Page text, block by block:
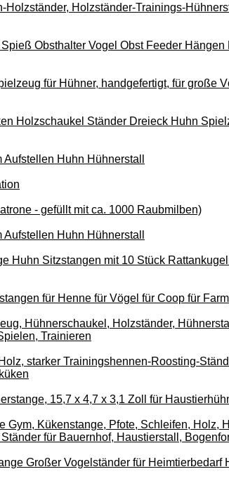
Holzständer-Trainings-
Obsthalter Vogel Obst Feeder Hängen
für Hühner, handgefertigt, für große
Holzschaukel Ständer Dreieck Huhn
Huhn Hühnerstall
- gefüllt mit ca. 1000 Raubmilben)
Huhn Hühnerstall
Huhn Sitzstangen mit 10 Stück
für Henne für Vögel für Coop für Farm
Hühnerschaukel, Holzständer,
Trainieren
starker Trainingshennen-Roosting-
15,7 x 4,7 x 3,1 Zoll für
Gym, Kükenstange, Pfote, Schleifen, Holz,
für Bauernhof, Haustierstall,
Großer Vogelständer für Heimtierbedarf